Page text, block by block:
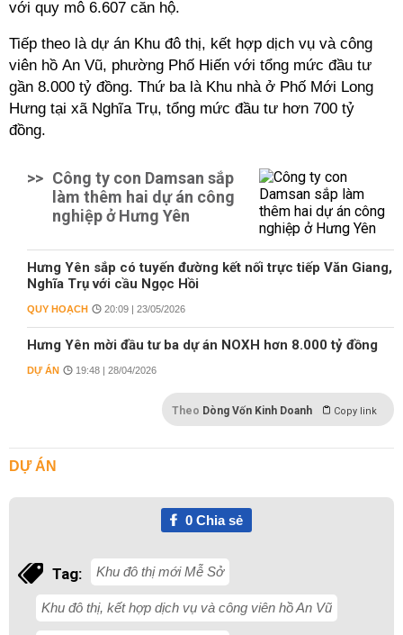
với quy mô 6.607 căn hộ.
Tiếp theo là dự án Khu đô thị, kết hợp dịch vụ và công
viên hồ An Vũ, phường Phố Hiến với tổng mức đầu tư
gần 8.000 tỷ đồng. Thứ ba là Khu nhà ở Phố Mới Long
Hưng tại xã Nghĩa Trụ, tổng mức đầu tư hơn 700 tỷ
đồng.
>> Công ty con Damsan sắp
làm thêm hai dự án công
nghiệp ở Hưng Yên
Hưng Yên sắp có tuyến đường kết nối trực tiếp Văn Giang,
Nghĩa Trụ với cầu Ngọc Hồi
QUY HOẠCH 20:09 | 23/05/2026
Hưng Yên mời đầu tư ba dự án NOXH hơn 8.000 tỷ đồng
DỰ ÁN 19:48 | 28/04/2026
Theo Dòng Vốn Kinh Doanh Copy link
DỰ ÁN
0Chia sẻ
Tag: Khu đô thị mới Mễ Sở
Khu đô thị, kết hợp dịch vụ và công viên hồ An Vũ